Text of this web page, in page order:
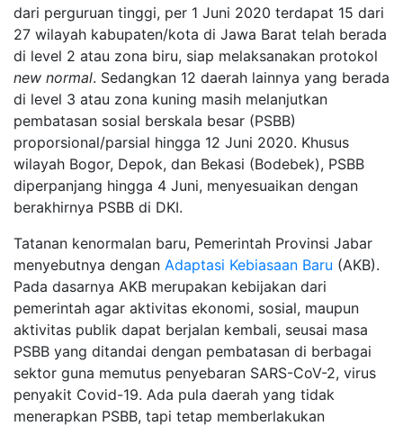
dari perguruan tinggi, per 1 Juni 2020 terdapat 15 dari
27 wilayah kabupaten/kota di Jawa Barat telah berada
di level 2 atau zona biru, siap melaksanakan protokol
new normal. Sedangkan 12 daerah lainnya yang berada
di level 3 atau zona kuning masih melanjutkan
pembatasan sosial berskala besar (PSBB)
proporsional/parsial hingga 12 Juni 2020. Khusus
wilayah Bogor, Depok, dan Bekasi (Bodebek), PSBB
diperpanjang hingga 4 Juni, menyesuaikan dengan
berakhirnya PSBB di DKI.
Tatanan kenormalan baru, Pemerintah Provinsi Jabar
menyebutnya dengan Adaptasi Kebiasaan Baru (AKB).
Pada dasarnya AKB merupakan kebijakan dari
pemerintah agar aktivitas ekonomi, sosial, maupun
aktivitas publik dapat berjalan kembali, seusai masa
PSBB yang ditandai dengan pembatasan di berbagai
sektor guna memutus penyebaran SARS-CoV-2, virus
penyakit Covid-19. Ada pula daerah yang tidak
menerapkan PSBB, tapi tetap memberlakukan